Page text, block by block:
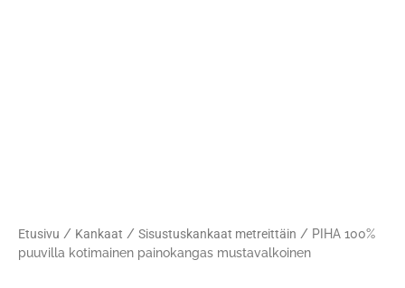
Etusivu / Kankaat / Sisustuskankaat metreittäin / PIHA 100%
puuvilla kotimainen painokangas mustavalkoinen